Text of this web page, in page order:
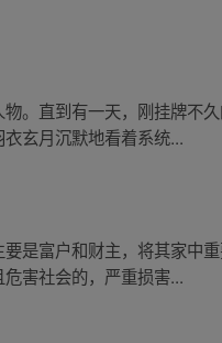
。直到有一天，刚挂牌不
玄月沉默地看着系统...
是富户和财主，将其家中
害社会的，严重损害...